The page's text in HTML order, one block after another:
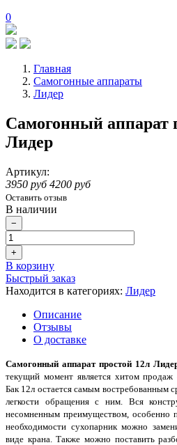
0
Главная
Самогонные аппараты
Лидер
Самогонный аппарат
Лидер
Артикул:
3950 руб 4200 руб
Оставить отзыв
В наличии
−
+
В корзину
Быстрый заказ
Находится в категориях: Лидер
Описание
Отзывы
О доставке
Самогонный аппарат простой 12л
текущий момент является хитом продаж
Бак 12л остается самым востребованным
легкости обращения с ним. Вся
несомненным преимуществом, особенно
необходимости сухопарник можно
виде крана. Также можно поставить